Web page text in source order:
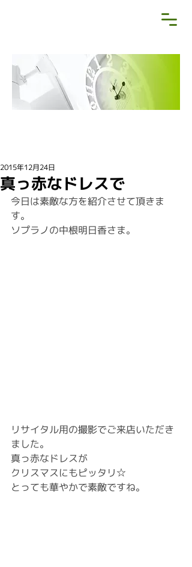
真っ赤なドレスで
2015年12月24日
今日は素敵な方を紹介させて頂きま
す。
ソプラノの中根明日香さま。
リサイタル用の撮影でご来店いただき
ました。
真っ赤なドレスが
クリスマスにもピッタリ☆
とっても華やかで素敵ですね。